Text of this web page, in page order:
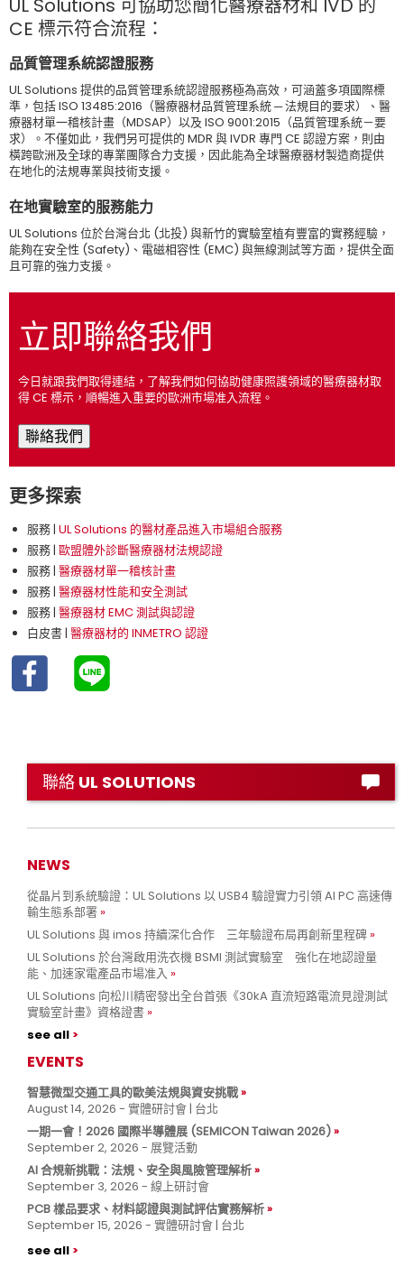
CE 標示符合流程：
品質管理系統認證服務
UL Solutions 提供的品質管理系統認證服務極為高效，可涵蓋多項國際標
準，包括 ISO 13485:2016（醫療器材品質管理系統 ─ 法規目的要求）、醫
療器材單一稽核計畫（MDSAP）以及 ISO 9001:2015（品質管理系統－要
求）。不僅如此，我們另可提供的 MDR 與 IVDR 專門 CE 認證方案，則由
橫跨歐洲及全球的專業團隊合力支援，因此能為全球醫療器材製造商提供
在地化的法規專業與技術支援。
在地實驗室的服務能力
UL Solutions 位於台灣台北 (北投) 與新竹的實驗室植有豐富的實務經驗，
能夠在安全性 (Safety)、電磁相容性 (EMC) 與無線測試等方面，提供全面
且可靠的強力支援。
立即聯絡我們
今日就跟我們取得連結，了解我們如何協助健康照護領域的醫療器材取
得 CE 標示，順暢進入重要的歐洲市場准入流程。
聯絡我們
更多探索
服務 | UL Solutions 的醫材產品進入市場組合服務
服務 | 歐盟體外診斷醫療器材法規認證
服務 | 醫療器材單一稽核計畫
服務 | 醫療器材性能和安全測試
服務 | 醫療器材 EMC 測試與認證
白皮書 | 醫療器材的 INMETRO 認證
聯絡 UL SOLUTIONS
NEWS
從晶片到系統驗證：UL Solutions 以 USB4 驗證實力引領 AI PC 高速傳
輸生態系部署
UL Solutions 與 imos 持續深化合作 三年驗證布局再創新里程碑
UL Solutions 於台灣啟用洗衣機 BSMI 測試實驗室 強化在地認證量
能、加速家電產品市場准入
UL Solutions 向松川精密發出全台首張《30kA 直流短路電流見證測試
實驗室計畫》資格證書
see all
EVENTS
智慧微型交通工具的歐美法規與資安挑戰
August 14, 2026 - 實體研討會 | 台北
一期一會！2026 國際半導體展 (SEMICON Taiwan 2026)
September 2, 2026 - 展覽活動
AI 合規新挑戰：法規、安全與風險管理解析
September 3, 2026 - 線上研討會
PCB 樣品要求、材料認證與測試評估實務解析
September 15, 2026 - 實體研討會 | 台北
see all